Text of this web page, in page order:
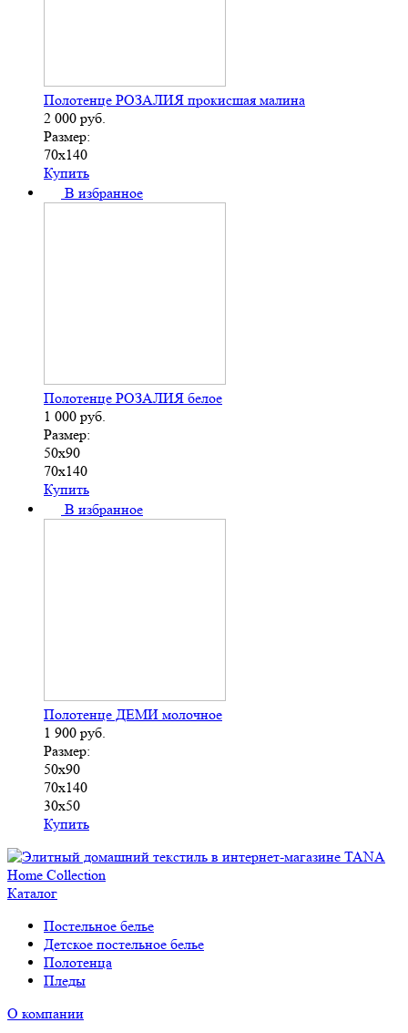
Полотенце РОЗАЛИЯ прокисшая малина
2 000 руб.
Размер:
70х140
Купить
В избранное
Полотенце РОЗАЛИЯ белое
1 000 руб.
Размер:
50х90
70х140
Купить
В избранное
Полотенце ДЕМИ молочное
1 900 руб.
Размер:
50х90
70х140
30х50
Купить
Каталог
Постельное белье
Детское постельное белье
Полотенца
Пледы
О компании